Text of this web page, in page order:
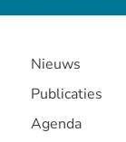
Nieuws
Publicaties
Agenda